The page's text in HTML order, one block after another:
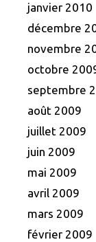
janvier 2010
décembre
novembre
octobre
septembre
août 2009
juillet 2009
juin 2009
mai 2009
avril 2009
mars 2009
février 2009